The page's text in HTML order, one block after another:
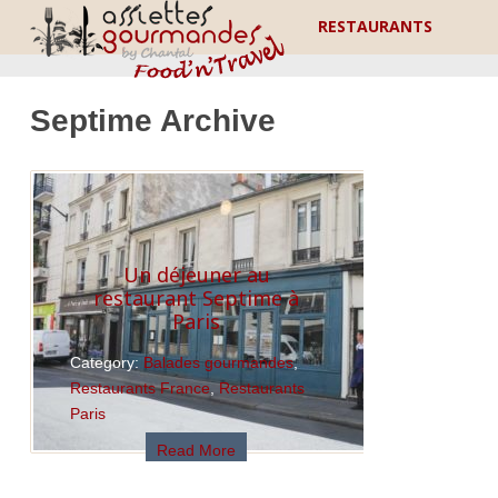
RESTAURANTS
Septime Archive
Un déjeuner au
restaurant Septime à
Paris
Category:Balades gourmandes,
Restaurants France,Restaurants
Paris
Read More